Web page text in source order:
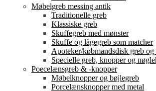
Møbelgreb messing antik
Traditionelle greb
Klassiske greb
Skuffegreb med mønster
Skuffe og lågegreb som matcher
Apoteker/købmandsdisk greb
Specielle greb, knopper og
Poecelænsgreb & -knopper
Møbelknopper og bøjlegreb
Porcelænsknopper med metal